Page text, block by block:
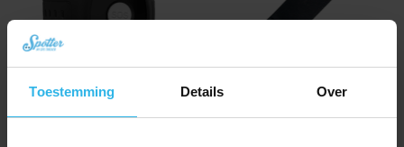
Toestemming Details Over